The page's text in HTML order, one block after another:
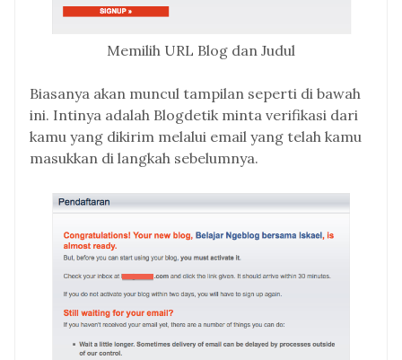
Memilih URL Blog dan Judul
Biasanya akan muncul tampilan seperti di bawah
ini. Intinya adalah Blogdetik minta verifikasi dari
kamu yang dikirim melalui email yang telah kamu
masukkan di langkah sebelumnya.